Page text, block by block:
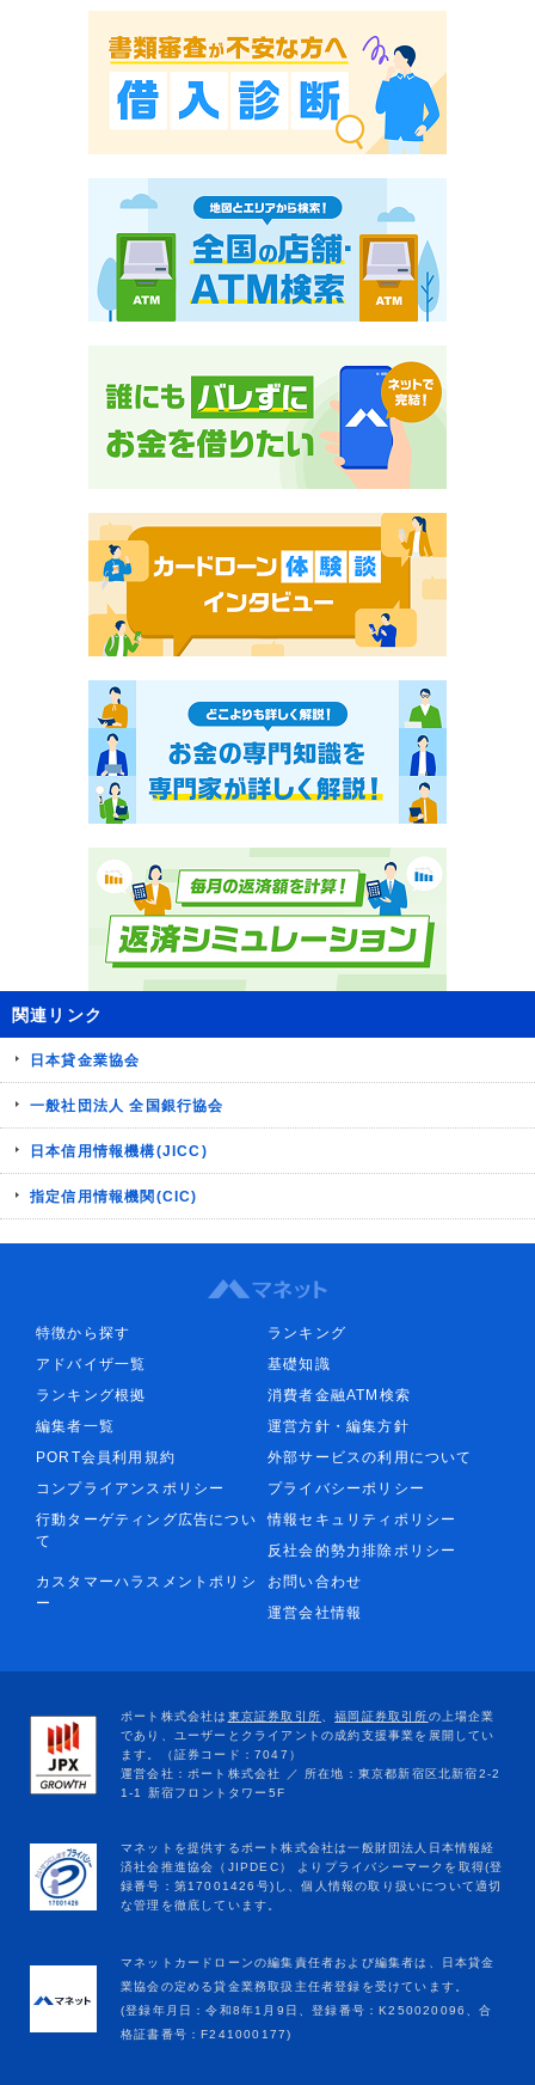
関連リンク
日本貸金業協会
一般社団法人 全国銀行協会
日本信用情報機構(JICC)
指定信用情報機関(CIC)
特徴から探す
ランキング
アドバイザ一覧
基礎知識
ランキング根拠
消費者金融ATM検索
編集者一覧
運営方針・編集方針
PORT会員利用規約
外部サービスの利用について
コンプライアンスポリシー
プライバシーポリシー
行動ターゲティング広告につい
て
情報セキュリティポリシー
反社会的勢力排除ポリシー
カスタマーハラスメントポリシ
ー
お問い合わせ
運営会社情報
マネットカードローンの編集責任者および編集者は、日本貸金
業協会の定める貸金業務取扱主任者登録を受けています。
(登録年月日：令和8年1月9日、登録番号：K250020096、合
格証書番号：F241000177)